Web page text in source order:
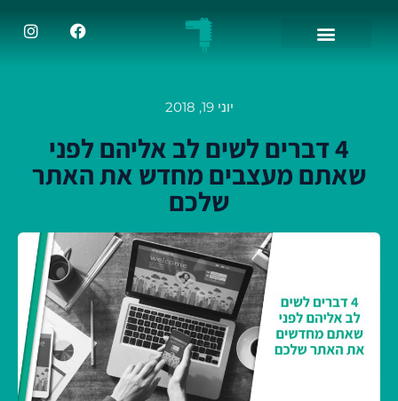
יוני 19, 2018
4 דברים לשים לב אליהם לפני
שאתם מעצבים מחדש את האתר
שלכם